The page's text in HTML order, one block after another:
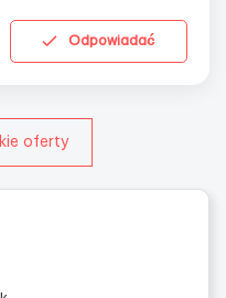
Odpowiadać
oferty